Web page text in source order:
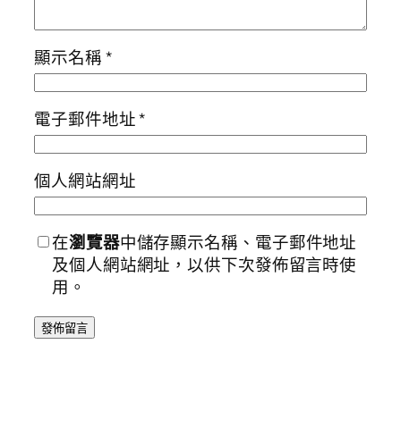
顯示名稱*
電子郵件地址*
個人網站網址
在瀏覽器中儲存顯示名稱、電子郵件地址
及個人網站網址，以供下次發佈留言時使
用。